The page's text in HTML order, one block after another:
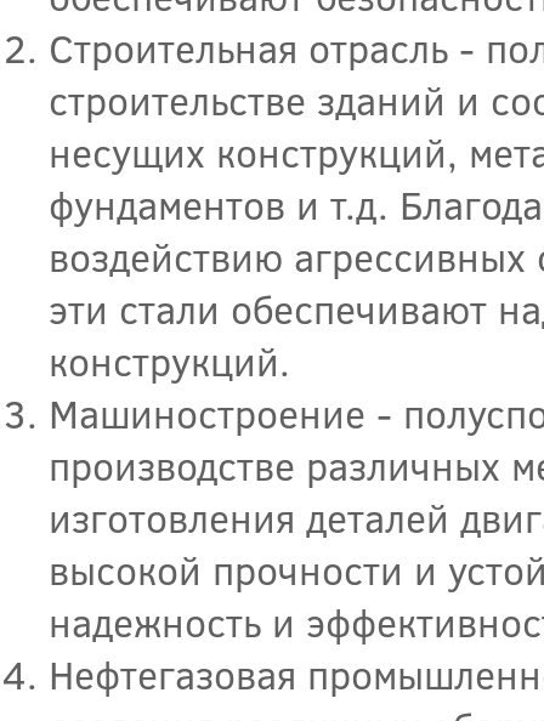
Строительная отрасль -
строительстве зданий и
несущих конструкций,
фундаментов и т.д.
воздействию
эти стали обеспечивают
конструкций.
Машиностроение -
производстве различных
изготовления деталей
высокой прочности и
надежность и
Нефтегазовая